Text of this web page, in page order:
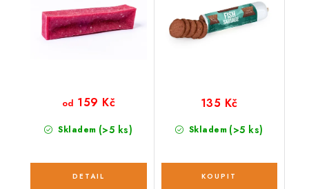
Skladem (>5 ks)
od 159 Kč
Skladem (>5 ks)
135 Kč